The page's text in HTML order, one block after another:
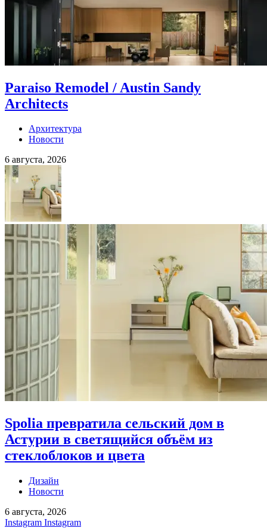
Paraiso Remodel / Austin Sandy
Architects
Архитектура
Новости
6 августа, 2026
Spolia превратила сельский дом в
Астурии в светящийся объём из
стеклоблоков и цвета
Дизайн
Новости
6 августа, 2026
Instagram Instagram